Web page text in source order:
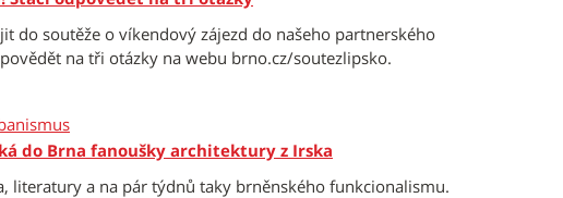
do soutěže o víkendový zájezd do našeho partnerského
na tři otázky na webu brno.cz/soutezlipsko.
do Brna fanoušky architektury z Irska
literatury a na pár týdnů taky brněnského funkcionalismu.